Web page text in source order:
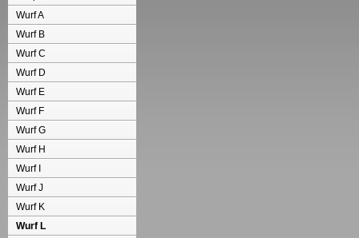
Wurf A
Wurf B
Wurf C
Wurf D
Wurf E
Wurf F
Wurf G
Wurf H
Wurf I
Wurf J
Wurf K
Wurf L